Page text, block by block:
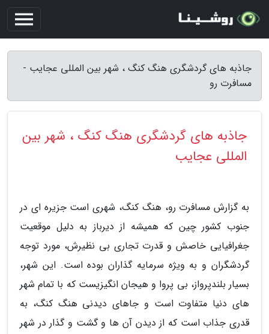
جاذبه های گردشگری هنگ کنگ ، شهر بین المللی عجایب -
مسافرت رو
جاذبه های گردشگری هنگ کنگ ، شهر بین
المللی عجایب
به گزارش مسافرت رو، هنگ کنگ، شهری است جزیره ای در
جنوب کشور چین که همیشه از دیرباز به دلیل موقعیت
جغرافیایی خاصش و قدرت تجاری بی نظیرش، مورد توجه
گردشگران و به ویژه سرمایه گذاران بوده است. این شهر،
بسیار بلندپرواز، بی پروا و هیجان انگیزیست که با تمام شهر
های دنیا متفاوت است و جاهای دیدنی هنگ کنگ، به
قدری جذاب است که از دیدن آن ها و گشت و گذار در شهر